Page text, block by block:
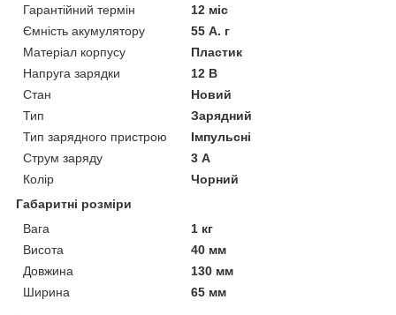
Гарантійний термін
12 міс
Ємність акумулятору
55 А. г
Матеріал корпусу
Пластик
Напруга зарядки
12 В
Стан
Новий
Тип
Зарядний
Тип зарядного пристрою
Імпульсні
Струм заряду
3 А
Колір
Чорний
Габаритні розміри
Вага
1 кг
Висота
40 мм
Довжина
130 мм
Ширина
65 мм